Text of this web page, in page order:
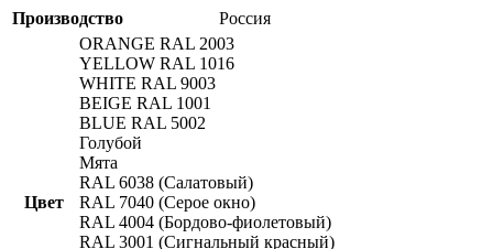
Производство Россия
Цвет
ORANGE RAL 2003
YELLOW RAL 1016
WHITE RAL 9003
BEIGE RAL 1001
BLUE RAL 5002
Голубой
Мята
RAL 6038 (Салатовый)
RAL 7040 (Серое окно)
RAL 4004 (Бордово-фиолетовый)
RAL 3001 (Сигнальный красный)